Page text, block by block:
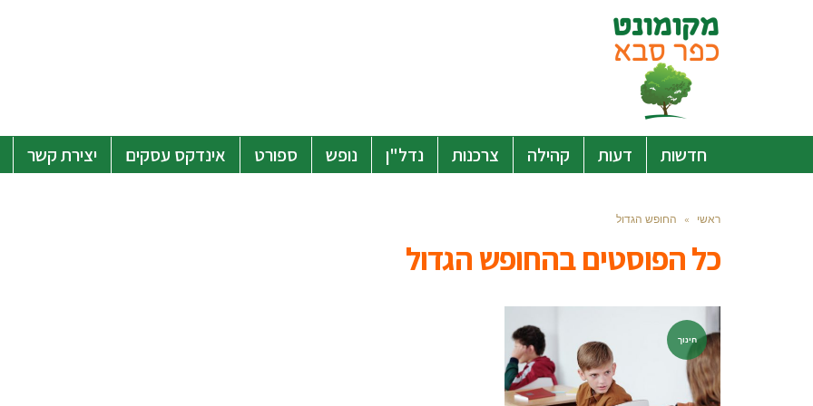
חדשות דעות קהילה צרכנות נדל"ן נופש ספורט אינדקס עסקים יצירת קשר
ראשי » החופש הגדול
כל הפוסטים בהחופש הגדול
חינוך